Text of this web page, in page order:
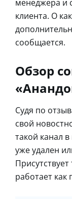
менеджера и
клиента. О
сообщается.
Обзор
Судя по
свой
такой канал
уже удален
работает как